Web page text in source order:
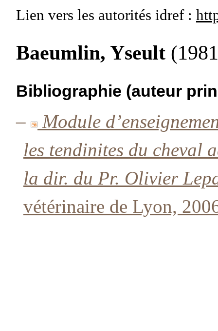
Lien vers les autorités idref :
Baeumlin, Yseult
Bibliographie (auteur
–
Module
les tendinites du cheval
la dir. du Pr. Olivier
vétérinaire de Lyon,